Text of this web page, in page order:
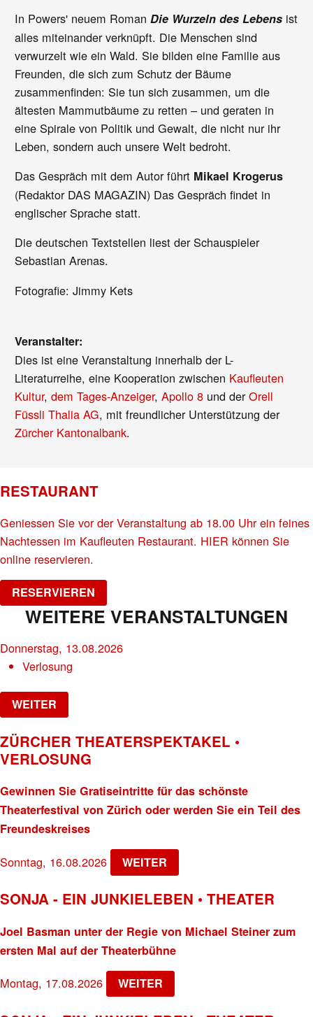
In Powers' neuem RomanDie Wurzeln des Lebens ist
alles miteinander verknüpft. Die Menschen sind
verwurzelt wie ein Wald. Sie bilden eine Familie aus
Freunden, die sich zum Schutz der Bäume
zusammenfinden: Sie tun sich zusammen, um die
ältesten Mammutbäume zu retten – und geraten in
eine Spirale von Politik und Gewalt, die nicht nur ihr
Leben, sondern auch unsere Welt bedroht.
Das Gespräch mit dem Autor führt Mikael Krogerus
(Redaktor DAS MAGAZIN) Das Gespräch findet in
englischer Sprache statt.
Die deutschen Textstellen liest der Schauspieler
Sebastian Arenas.
Fotografie: Jimmy Kets
Veranstalter:
Dies ist eine Veranstaltung innerhalb der L-
Literaturreihe, eine Kooperation zwischen Kaufleuten
Kultur,dem Tages-Anzeiger,Apollo 8 und derOrell
Füssli Thalia AG, mit freundlicher Unterstützung der
Zürcher Kantonalbank.
RESTAURANT
Geniessen Sie vor der Veranstaltung ab 18.00 Uhr ein feines
Nachtessen im Kaufleuten Restaurant. HIER können Sie
online reservieren.
RESERVIEREN
WEITERE VERANSTALTUNGEN
Donnerstag, 13.08.2026
Verlosung
WEITER
ZÜRCHER THEATERSPEKTAKEL •
VERLOSUNG
Gewinnen Sie Gratiseintritte für das schönste
Theaterfestival von Zürich oder werden Sie ein Teil des
Freundeskreises
Sonntag, 16.08.2026 WEITER
SONJA - EIN JUNKIELEBEN • THEATER
Joel Basman unter der Regie von Michael Steiner zum
ersten Mal auf der Theaterbühne
Montag, 17.08.2026 WEITER